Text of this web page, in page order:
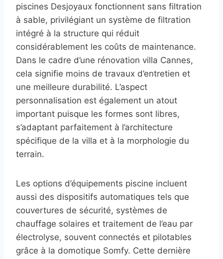
piscines Desjoyaux fonctionnent sans filtration
à sable, privilégiant un système de filtration
intégré à la structure qui réduit
considérablement les coûts de maintenance.
Dans le cadre d’une rénovation villa Cannes,
cela signifie moins de travaux d’entretien et
une meilleure durabilité. L’aspect
personnalisation est également un atout
important puisque les formes sont libres,
s’adaptant parfaitement à l’architecture
spécifique de la villa et à la morphologie du
terrain.
Les options d’équipements piscine incluent
aussi des dispositifs automatiques tels que
couvertures de sécurité, systèmes de
chauffage solaires et traitement de l’eau par
électrolyse, souvent connectés et pilotables
grâce à la domotique Somfy. Cette dernière